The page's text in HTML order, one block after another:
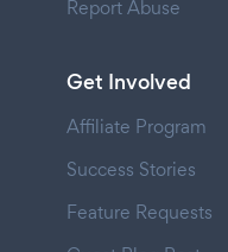
Report Abuse
Get Involved
Affiliate Program
Success Stories
Feature Requests